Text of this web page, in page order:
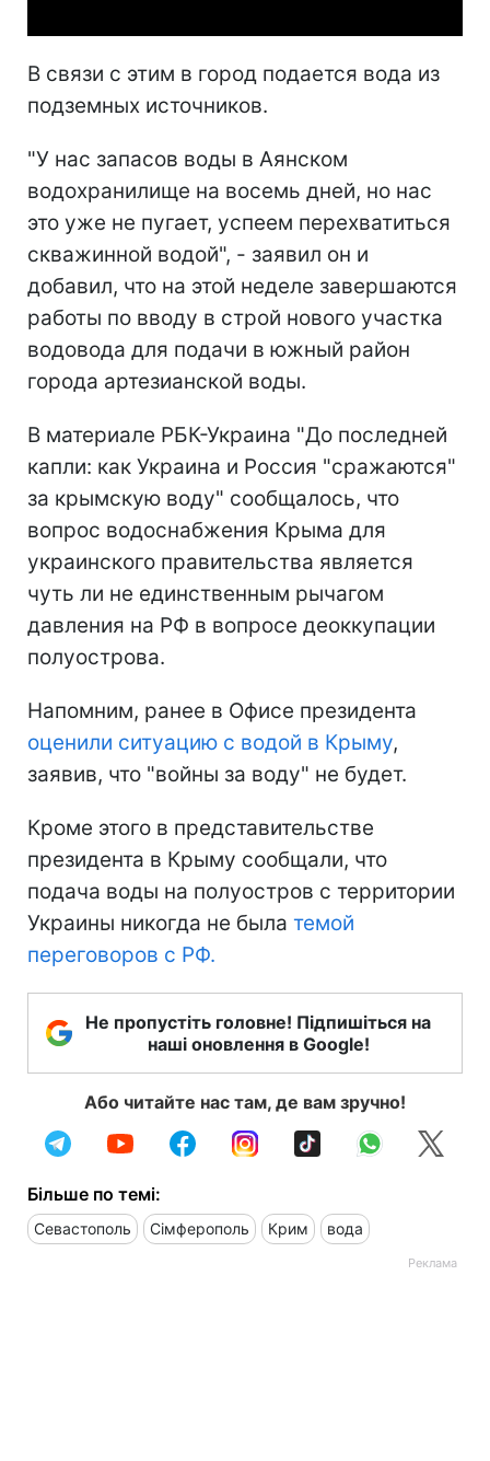
В связи с этим в город подается вода из
подземных источников.
"У нас запасов воды в Аянском
водохранилище на восемь дней, но нас
это уже не пугает, успеем перехватиться
скважинной водой", - заявил он и
добавил, что на этой неделе завершаются
работы по вводу в строй нового участка
водовода для подачи в южный район
города артезианской воды.
В материале РБК-Украина "До последней
капли: как Украина и Россия "сражаются"
за крымскую воду" сообщалось, что
вопрос водоснабжения Крыма для
украинского правительства является
чуть ли не единственным рычагом
давления на РФ в вопросе деоккупации
полуострова.
Напомним, ранее в Офисе президента
оценили ситуацию с водой в Крыму,
заявив, что "войны за воду" не будет.
Кроме этого в представительстве
президента в Крыму сообщали, что
подача воды на полуостров с территории
Украины никогда не была темой
переговоров с РФ.
Не пропустіть головне! Підпишіться на
наші оновлення в Google!
Або читайте нас там, де вам зручно!
Більше по темі:
Севастополь Сімферополь Крим вода